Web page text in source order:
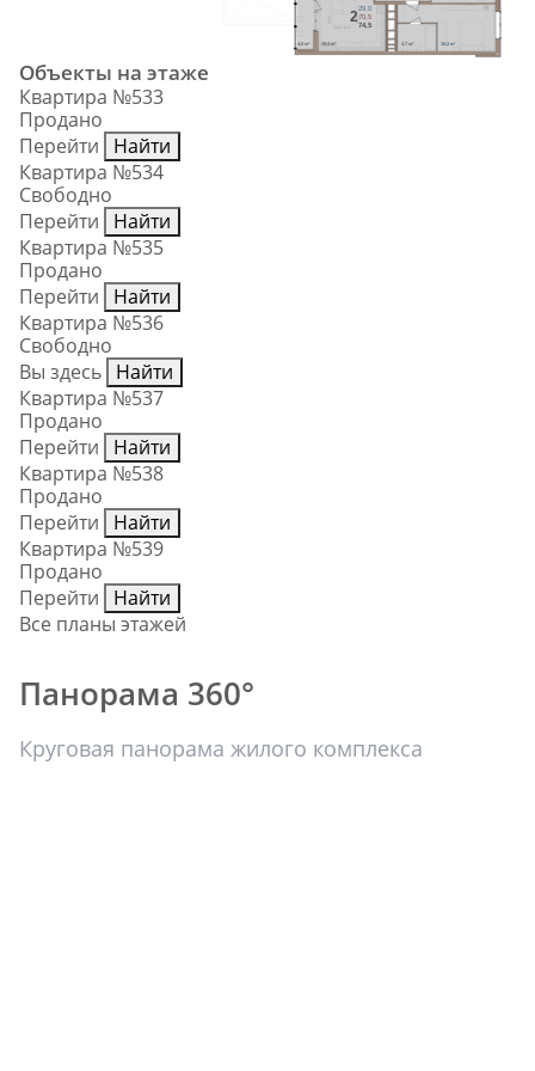
19,4 м² 15,2 м²
4,7 м²
4,0 м²
2
29,0
70,5
74,5
Объекты на этаже
Квартира №533
Продано
Перейти
Найти
Квартира №534
Свободно
Перейти
Найти
Квартира №535
Продано
Перейти
Найти
Квартира №536
Свободно
Вы здесь Найти
Квартира №537
Продано
Перейти
Найти
Квартира №538
Продано
Перейти
Найти
Квартира №539
Продано
Перейти
Найти
Все планы этажей
Панорама 360°
Круговая панорама жилого комплекса